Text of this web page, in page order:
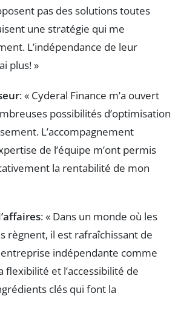
pas des solutions toutes
une stratégie qui me
L’indépendance de leur
plus! »
: « Cyderal Finance m’a ouvert
possibilités d’optimisation
L’accompagnement
de l’équipe m’ont permis
la rentabilité de mon
: « Dans un monde où les
règnent, il est rafraîchissant de
indépendante comme
flexibilité et l’accessibilité de
clés qui font la